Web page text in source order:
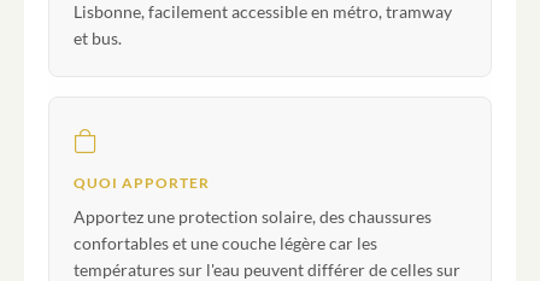
Lisbonne, facilement accessible en métro, tramway
et bus.
QUOI APPORTER
Apportez une protection solaire, des chaussures
confortables et une couche légère car les
températures sur l'eau peuvent différer de celles sur